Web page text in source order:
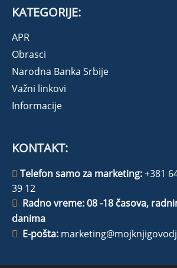
KATEGORIJE:
APR
Obrasci
Narodna Banka Srbije
Važni linkovi
Informacije
KONTAKT:
Telefon samo za marketing:+381
39 12
Radno vreme: 08 -18 časova,
danima
E-pošta: